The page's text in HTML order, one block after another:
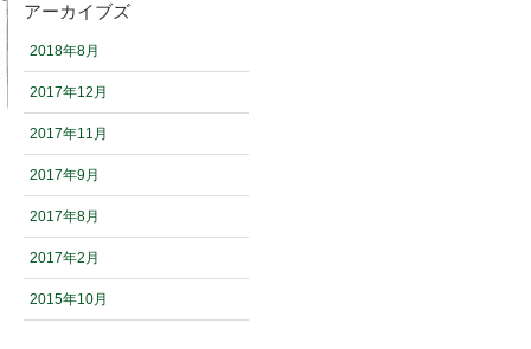
アーカイブズ
2018年8月
2017年12月
2017年11月
2017年9月
2017年8月
2017年2月
2015年10月